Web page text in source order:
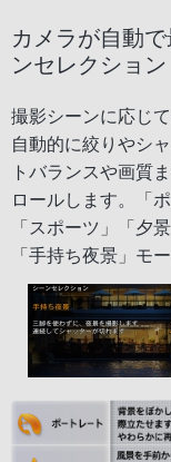
カメラが自動
ンセレクション
撮影シーンに応じ
自動的に絞りやシ
トバランスや画質
ロールします。「
「スポーツ」「夕
「手持ち夜景」モ